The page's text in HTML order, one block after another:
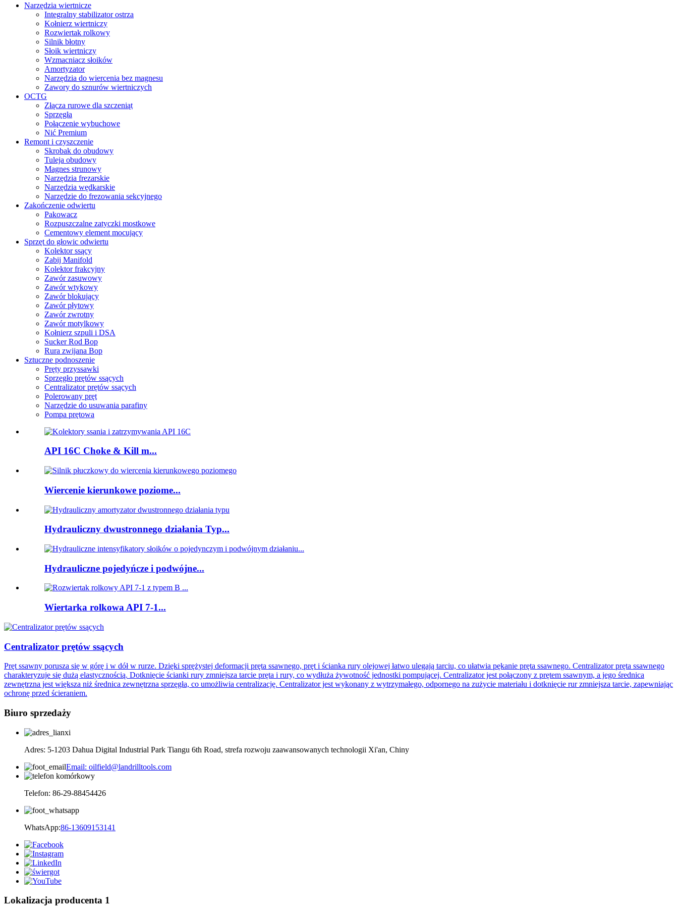
Narzędzia wiertnicze
Integralny stabilizator ostrza
Kołnierz wiertniczy
Rozwiertak rolkowy
Silnik błotny
Słoik wiertniczy
Wzmacniacz słoików
Amortyzator
Narzędzia do wiercenia bez magnesu
Zawory do sznurów wiertniczych
OCTG
Złącza rurowe dla szczeniąt
Sprzęgła
Połączenie wybuchowe
Nić Premium
Remont i czyszczenie
Skrobak do obudowy
Tuleja obudowy
Magnes strunowy
Narzędzia frezarskie
Narzędzia wędkarskie
Narzędzie do frezowania sekcyjnego
Zakończenie odwiertu
Pakowacz
Rozpuszczalne zatyczki mostkowe
Cementowy element mocujący
Sprzęt do głowic odwiertu
Kolektor ssący
Zabij Manifold
Kolektor frakcyjny
Zawór zasuwowy
Zawór wtykowy
Zawór blokujący
Zawór płytowy
Zawór zwrotny
Zawór motylkowy
Kołnierz szpuli i DSA
Sucker Rod Bop
Rura zwijana Bop
Sztuczne podnoszenie
Pręty przyssawki
Sprzęgło prętów ssących
Centralizator prętów ssących
Polerowany pręt
Narzędzie do usuwania parafiny
Pompa prętowa
API 16C Choke & Kill m...
Wiercenie kierunkowe poziome...
Hydrauliczny dwustronnego działania Typ...
Hydrauliczne pojedyńcze i podwójne...
Wiertarka rolkowa API 7-1...
Centralizator prętów ssących
Pręt ssawny porusza się w górę i w dół w rurze. Dzięki sprężystej deformacji pręta ssawnego, pręt i ścianka rury olejowej łatwo ulegają tarciu, co ułatwia pękanie pręta ssawnego. Centralizator pręta ssawnego
charakteryzuje się dużą elastycznością. Dotknięcie ścianki rury zmniejsza tarcie pręta i rury, co wydłuża żywotność jednostki pompującej. Centralizator jest połączony z prętem ssawnym, a jego średnica
zewnętrzna jest większa niż średnica zewnętrzna sprzęgła, co umożliwia centralizację. Centralizator jest wykonany z wytrzymałego, odpornego na zużycie materiału i dotknięcie rur zmniejsza tarcie, zapewniając
ochronę przed ścieraniem.
Biuro sprzedaży
Adres: 5-1203 Dahua Digital Industrial Park Tiangu 6th Road, strefa rozwoju zaawansowanych technologii Xi'an, Chiny
Email: oilfield@landrilltools.com
Telefon: 86-29-88454426
WhatsApp:86-13609153141
Lokalizacja producenta 1